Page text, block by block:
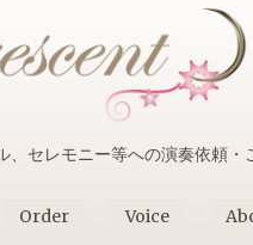
セレモニー等への演奏依頼・
Order Voice